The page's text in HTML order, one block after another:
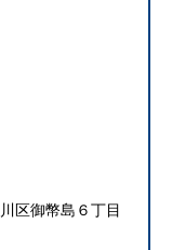
区御幣島６丁目